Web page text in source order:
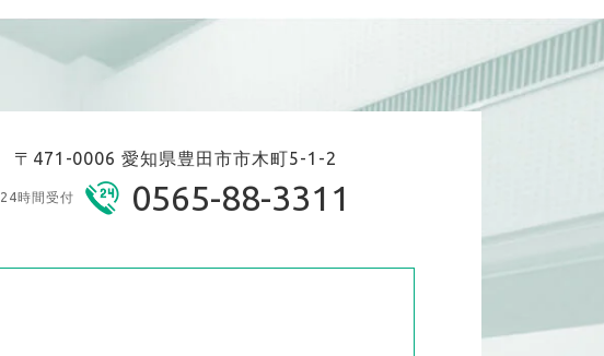
〒471-0006 愛知県豊田市市木町5-1-2
24時間受付 0565-88-3311